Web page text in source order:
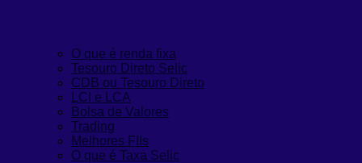
O que é renda fixa
Tesouro Direto Selic
CDB ou Tesouro Direto
LCI e LCA
Bolsa de Valores
Trading
Melhores FIIs
O que é Taxa Selic